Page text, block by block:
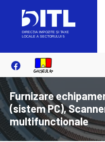
content
Furnizare
(sistem PC),
multifunctionale
for: